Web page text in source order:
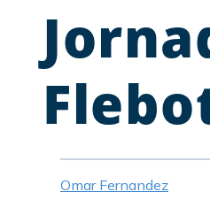
Omar Fernandez